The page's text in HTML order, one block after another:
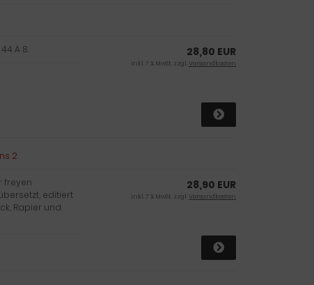
A 8. 28,80 EUR
inkl. 7 % MwSt. zzgl.Versandkosten
2
freyen
editiert
Rapier und
28,90 EUR
inkl. 7 % MwSt. zzgl.Versandkosten